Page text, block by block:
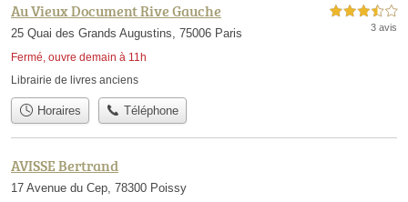
Au Vieux Document Rive Gauche
25 Quai des Grands Augustins, 75006 Paris
Fermé, ouvre demain à 11h
3,5 étoiles sur 5
3 avis
Librairie de livres anciens
Horaires Téléphone
AVISSE Bertrand
17 Avenue du Cep, 78300 Poissy